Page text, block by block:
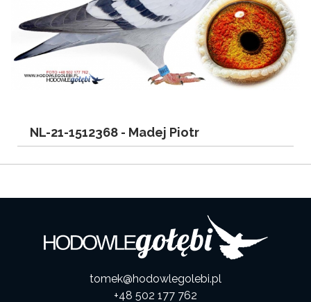
NL-21-1512368 - Madej Piotr
tomek@hodowlegolebi.pl
+48 502 177 762